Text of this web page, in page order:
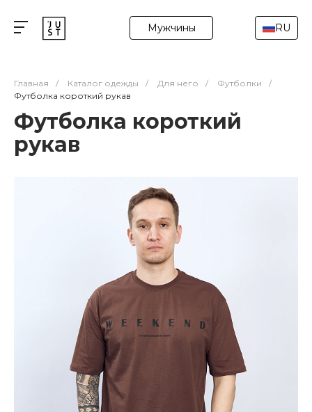
Мужчины RU
Главная / Каталог одежды / Для него / Футболки
/
Футболка короткий рукав
Футболка короткий
рукав